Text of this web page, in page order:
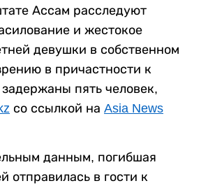
Ассам расследуют
и жестокое
девушки в собственном
в причастности к
пять человек,
со ссылкой на Asia News
данным, погибшая
отправилась в гости к